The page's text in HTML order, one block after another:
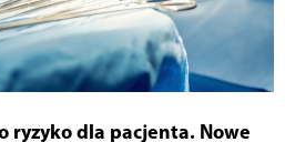
ryzyko dla pacjenta. Nowe